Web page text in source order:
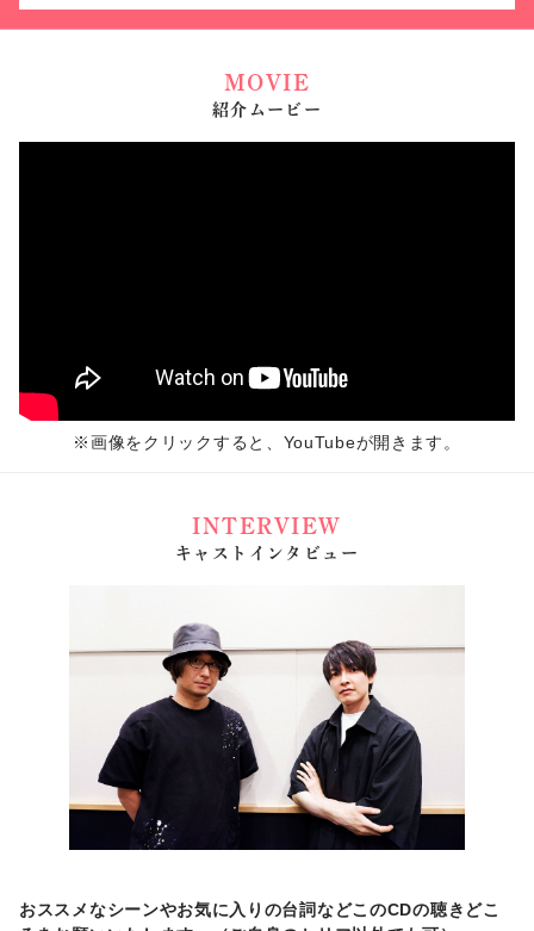
MOVIE
紹介ムービー
※画像をクリックすると、YouTubeが開きます。
INTERVIEW
キャストインタビュー
おススメなシーンやお気に入りの台詞などこのCDの聴きどこ